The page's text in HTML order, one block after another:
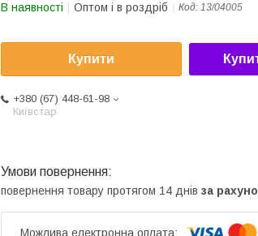
В наявності Оптом і в роздріб Код: 13/04005
Купити
+380 (67) 448-61-98
Київстар
повернення товару протягом 14 днів за